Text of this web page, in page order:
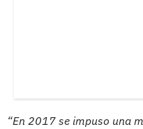
“En 2017 se impuso una